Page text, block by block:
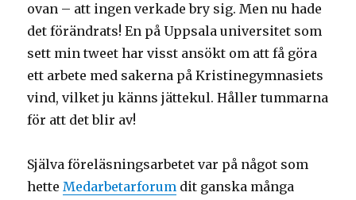
ovan – att ingen verkade bry sig. Men nu hade
det förändrats! En på Uppsala universitet som
sett min tweet har visst ansökt om att få göra
ett arbete med sakerna på Kristinegymnasiets
vind, vilket ju känns jättekul. Håller tummarna
för att det blir av!
Själva föreläsningsarbetet var på något som
hetteMedarbetarforum dit ganska många